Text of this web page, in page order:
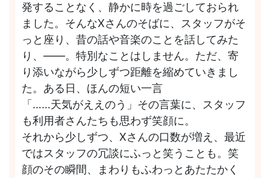
発することなく、静かに時を過ごしておられ
ました。そんなXさんのそばに、スタッフがそ
っと座り、昔の話や音楽のことを話してみた
り、――。特別なことはしません。ただ、寄
り添いながら少しずつ距離を縮めていきまし
た。ある日、ほんの短い一言
「……天気がええのう」その言葉に、スタッフ
も利用者さんたちも思わず笑顔に。
それから少しずつ、Xさんの口数が増え、最近
ではスタッフの冗談にふっと笑うことも。笑
顔のその瞬間、まわりもふわっとあたたかく